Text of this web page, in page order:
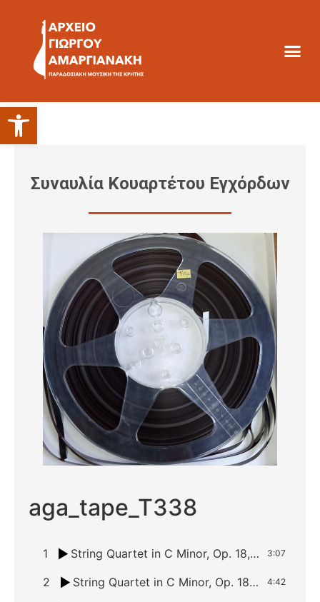
Ανοίξτε τη γραμμή εργαλείων
Συναυλία Κουαρτέτου Εγχόρδων
aga_tape_T338
1 String Quartet in C Minor, Op. 18, No. 4: I. Allegro ma non tanto. (απόσπασμα) 3:07
2 String Quartet in C Minor, Op. 18, No. 4: I. Allegro ma non tanto. 4:42